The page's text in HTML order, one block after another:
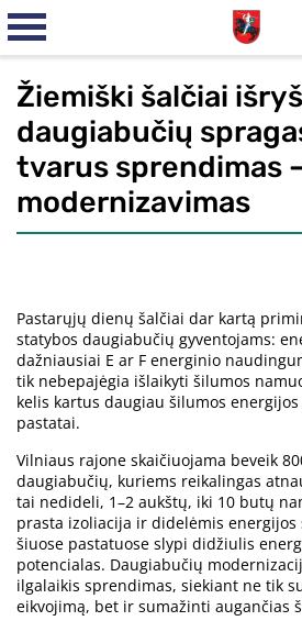
Žiemiški šalčiai
daugiabučių
tvarus sprendimas
modernizavimas
Pastarųjų dienų šalčiai dar kartą
statybos daugiabučių gyventojams:
dažniausiai E ar F energinio
tik nebepajėgia išlaikyti šilumos
kelis kartus daugiau šilumos
pastatai.
Vilniaus rajone skaičiuojama beveik
daugiabučių, kuriems reikalingas
tai nedideli, 1–2 aukštų, iki 10 butų
prasta izoliacija ir didelėmis energijos
šiuose pastatuose slypi didžiulis
potencialas. Daugiabučių
ilgalaikis sprendimas, siekiant ne tik
eikvojimą, bet ir sumažinti augančias